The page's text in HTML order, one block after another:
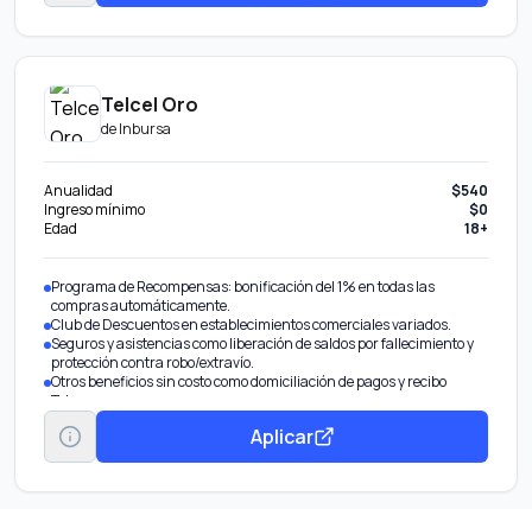
Telcel Oro
deInbursa
Anualidad
$540
Ingreso mínimo
$0
Edad
18+
Programa de Recompensas: bonificación del 1% en todas las
compras automáticamente.
Club de Descuentos en establecimientos comerciales variados.
Seguros y asistencias como liberación de saldos por fallecimiento y
protección contra robo/extravío.
Otros beneficios sin costo como domiciliación de pagos y recibo
Telmex.
Aplicar